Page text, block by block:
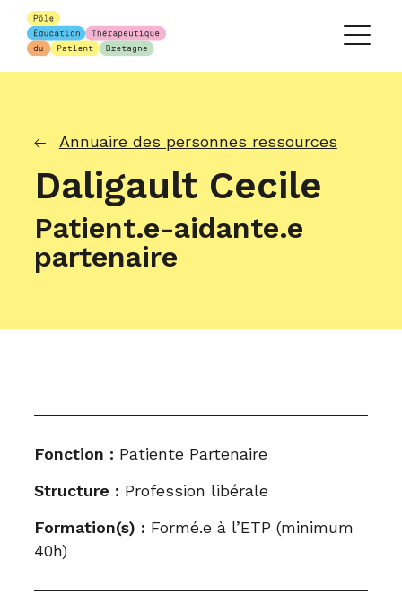
Annuaire des personnes ressources
Daligault Cecile
Patient.e-aidante.e
partenaire
Fonction : Patiente Partenaire
Structure : Profession libérale
Formation(s) : Formé.e à l’ETP (minimum
40h)